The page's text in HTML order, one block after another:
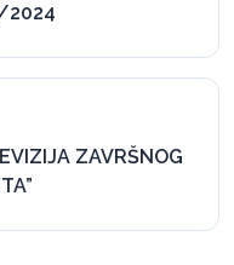
2024
ZAVRŠNOG